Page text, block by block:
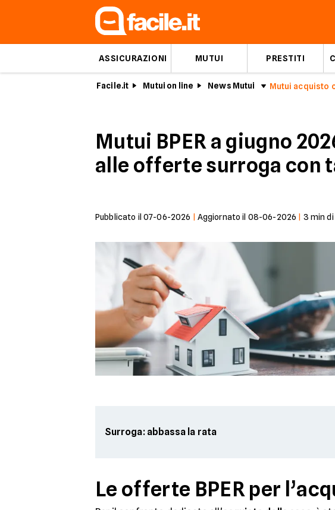
ASSICURAZIONI MUTUI PRESTITI
Facile.it Mutui on line News Mutui
Mutui BPER a giugno
alle offerte surroga con
Pubblicato il 07-06-2026 Aggiornato il 08-06-2026 3 min
Surroga: abbassa la rata
Le offerte BPER per